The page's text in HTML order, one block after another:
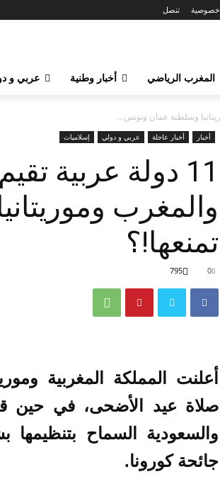
تنصل خصوصية
المغرب الرياضي أخبار وطنية عربي و
أخبار أخبار عاجلة عربي و دولي إسلاميات
11 دولة عربية
والمغرب
تمنعها!؟
0
795
أعلنت المملكة المغربية
والسعودية السماح بتنظيمها
جائحة كورونا.